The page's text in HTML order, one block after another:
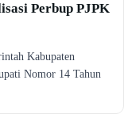
Perbup PJPK
Kabupaten
Nomor 14 Tahun